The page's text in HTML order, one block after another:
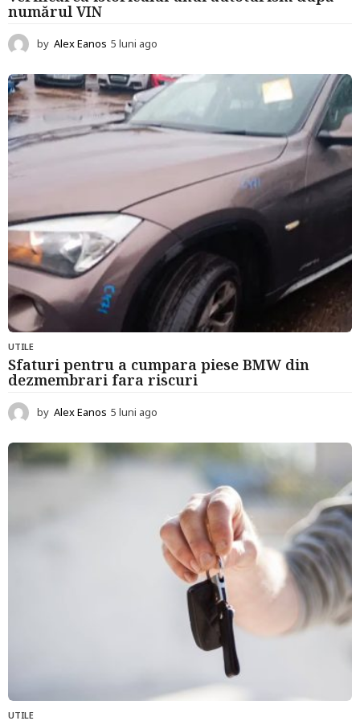
numărul VIN
by Alex Eanos 5 luni ago
u
n
a
g
UTILE
Sfaturi pentru a cumpara piese BMW din
dezmembrari fara riscuri
by Alex Eanos 5 luni ago
u
n
UTILE